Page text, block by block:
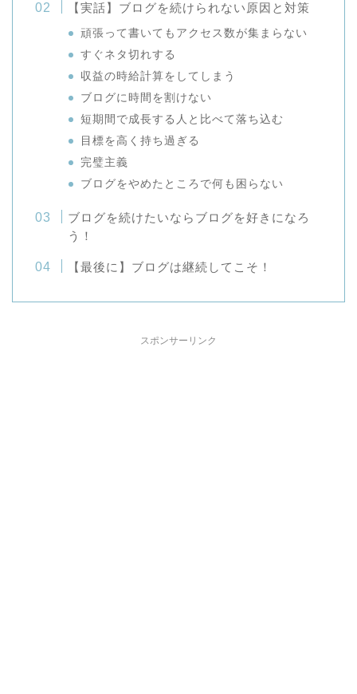
【実話】ブログを続けられない原因と対策
頑張って書いてもアクセス数が集まらない
すぐネタ切れする
収益の時給計算をしてしまう
ブログに時間を割けない
短期間で成長する人と比べて落ち込む
目標を高く持ち過ぎる
完璧主義
ブログをやめたところで何も困らない
ブログを続けたいならブログを好きになろ
う！
【最後に】ブログは継続してこそ！
スポンサーリンク